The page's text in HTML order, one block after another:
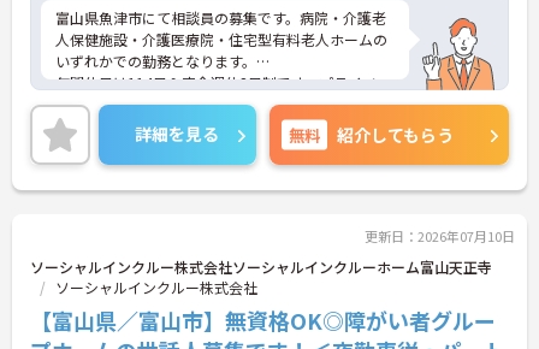
富山県魚津市にて相談員の募集です。病院・介護老
人保健施設・介護医療院・住宅型有料老人ホームの
いずれかでの勤務となります。
年間休日は114日＆完全週休2日制です。プライベー
トとのメリハリのある働き方ができます。また、賞
与は計4.8ヶ月分の支給実績があり、頑張りがきちん
と評価される環境です。
ご興味のある方には、面接対策ポイントなど、さら
に詳細をご案内しますのでお気軽にご相談くださ
詳細を見る 無料 紹介してもらう
更新日：2026年07月10日
ソーシャルインクルー株式会社ソーシャルインクルーホーム富山天正寺
ソーシャルインクルー株式会社
【富山県／富山市】無資格OK◎障がい者グルー